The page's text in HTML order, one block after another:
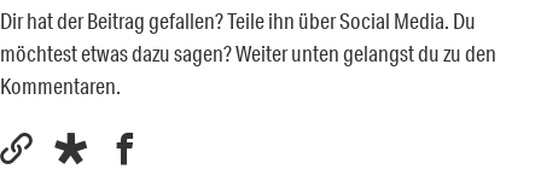
Dir hat der Beitrag gefallen? Teile ihn über Social Media. Du
möchtest etwas dazu sagen? Weiter unten gelangst du zu den
Kommentaren.